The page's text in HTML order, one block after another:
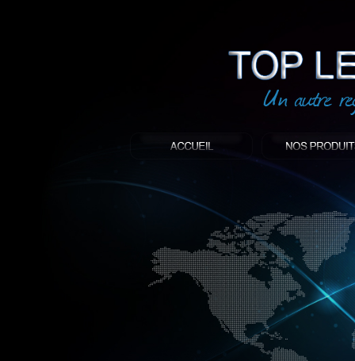
: Top led world
Produit décoratif led
Objet publicitaire led
éclairage blanc led
Enseigne publicitaire
Fabriquant et distributeur français
gamme à base de LED.
led, Topledworld, top led world, top
économie énergie, edf, lumière,